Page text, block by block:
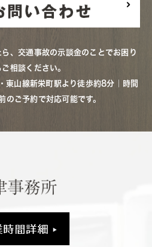
、交通事故の示談金のことでお困り
相談ください。
東山線新栄町駅より徒歩約8分｜時間
のご予約で対応可能です。